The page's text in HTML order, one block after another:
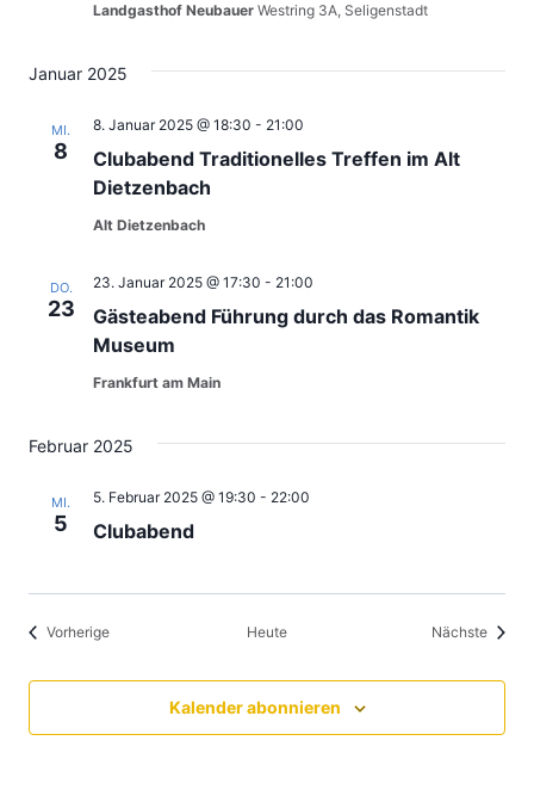
Landgasthof Neubauer Westring 3A, Seligenstadt
Januar 2025
MI.
8
Clubabend Traditionelles Treffen im Alt
Dietzenbach
8. Januar 2025 @ 18:30 - 21:00
Alt Dietzenbach
DO.
23
Gästeabend Führung durch das Romantik
Museum
23. Januar 2025 @ 17:30 - 21:00
Frankfurt am Main
Februar 2025
MI.
5 Clubabend
5. Februar 2025 @ 19:30 - 22:00
VorherigeVeranstaltungen Heute Nächste
Kalender abonnieren